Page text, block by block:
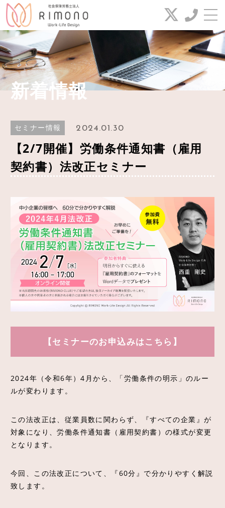
代表コラム
業務案内
お問い合わせ
採用情報
法人情報
アクセス
お問い合わせ
電話番号
042-649-2385
FAX番号
042-649-2386
新着情報
セミナー情報 2024.01.30
【2/7開催】労働条件通知書（雇用
契約書）法改正セミナー
【セミナーのお申込みはこちら】
2024年（令和6年）4月から、「労働条件の明示」のルー
ルが変わります。
この法改正は、従業員数に関わらず、『すべての企業』が
対象になり、労働条件通知書（雇用契約書）の様式が変更
となります。
今回、この法改正について、『60分』で分かりやすく解説
致します。